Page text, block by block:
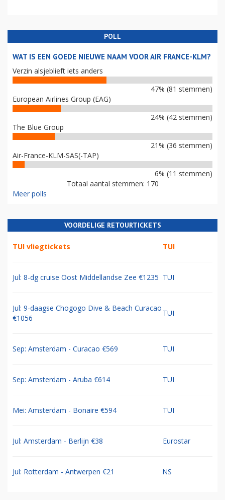
POLL
WAT IS EEN GOEDE NIEUWE NAAM VOOR AIR FRANCE-KLM?
Verzin alsjeblieft iets anders
47% (81 stemmen)
European Airlines Group (EAG)
24% (42 stemmen)
The Blue Group
21% (36 stemmen)
Air-France-KLM-SAS(-TAP)
6% (11 stemmen)
Totaal aantal stemmen: 170
Meer polls
VOORDELIGE RETOURTICKETS
TUI vliegtickets TUI
Jul: 8-dg cruise Oost Middellandse Zee €1235 TUI
Jul: 9-daagse Chogogo Dive & Beach Curacao
€1056
TUI
Sep: Amsterdam - Curacao €569 TUI
Sep: Amsterdam - Aruba €614 TUI
Mei: Amsterdam - Bonaire €594 TUI
Jul: Amsterdam - Berlijn €38 Eurostar
Jul: Rotterdam - Antwerpen €21 NS